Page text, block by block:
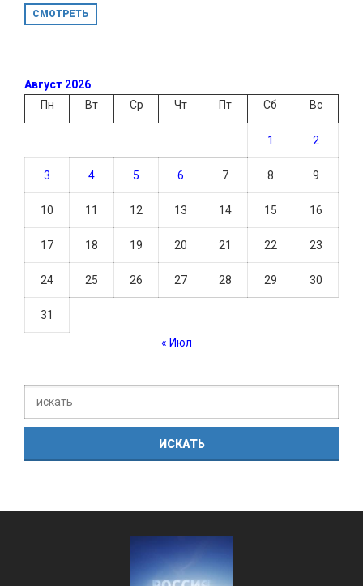
СМОТРЕТЬ
Август 2026
Пн
Вт Ср Чт Пт Сб Вс
1 2
3 4 5 6 7 8 9
10 11 12 13 14 15 16
17 18 19 20 21 22 23
24 25 26 27 28 29 30
31
« Июл